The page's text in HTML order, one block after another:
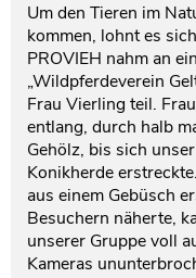
Um den Tieren im
kommen, lohnt es
PROVIEH nahm an
„Wildpferdeverein
Frau Vierling teil.
entlang, durch halb
Gehölz, bis sich
Konikherde
aus einem Gebüsch
Besuchern näherte,
unserer Gruppe voll
Kameras